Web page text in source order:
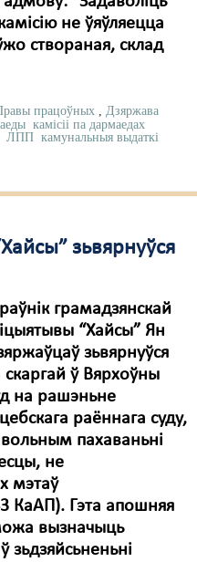
не ўяўляецца
створаная, склад
працоўных , Дзяржава
камісіі па дармаедах
ЛПП камунальныя выдаткі
зьвярнуўся
грамадзянскай
“Хайсы” Ян
зьвярнуўся
скаргай ў Вярхоўны
на рашэньне
раённага суду,
пахаваньні
не
мэтаў
КаАП). Гэта апошняя
вызначыць
зьдзяйсьненьні